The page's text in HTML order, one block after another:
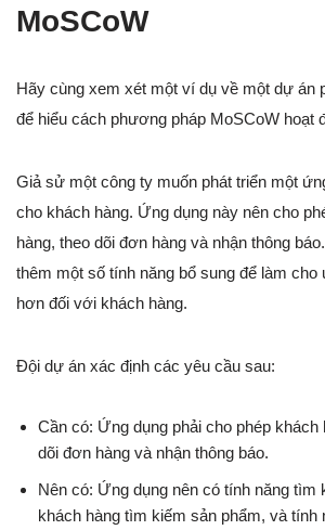
MoSCoW
Hãy cùng xem xét một ví dụ về một dự án
để hiểu cách phương pháp MoSCoW hoạt
Giả sử một công ty muốn phát triển một
cho khách hàng. Ứng dụng này nên cho
hàng, theo dõi đơn hàng và nhận thông
thêm một số tính năng bổ sung để làm cho
hơn đối với khách hàng.
Đội dự án xác định các yêu cầu sau:
Cần có: Ứng dụng phải cho phép khách
dõi đơn hàng và nhận thông báo.
Nên có: Ứng dụng nên có tính năng tìm
khách hàng tìm kiếm sản phẩm, và tính